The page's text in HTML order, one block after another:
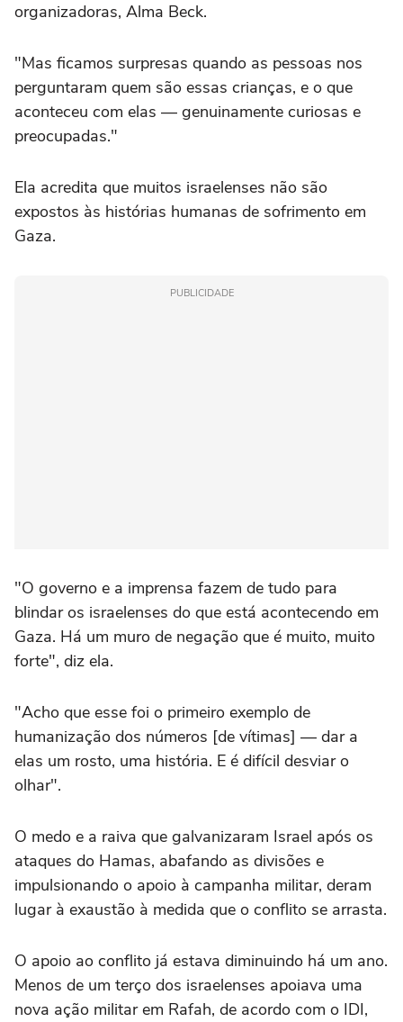
organizadoras, Alma Beck.
"Mas ficamos surpresas quando as pessoas nos
perguntaram quem são essas crianças, e o que
aconteceu com elas — genuinamente curiosas e
preocupadas."
Ela acredita que muitos israelenses não são
expostos às histórias humanas de sofrimento em
Gaza.
PUBLICIDADE
"O governo e a imprensa fazem de tudo para
blindar os israelenses do que está acontecendo em
Gaza. Há um muro de negação que é muito, muito
forte", diz ela.
"Acho que esse foi o primeiro exemplo de
humanização dos números [de vítimas] — dar a
elas um rosto, uma história. E é difícil desviar o
olhar".
O medo e a raiva que galvanizaram Israel após os
ataques do Hamas, abafando as divisões e
impulsionando o apoio à campanha militar, deram
lugar à exaustão à medida que o conflito se arrasta.
O apoio ao conflito já estava diminuindo há um ano.
Menos de um terço dos israelenses apoiava uma
nova ação militar em Rafah, de acordo com o IDI,